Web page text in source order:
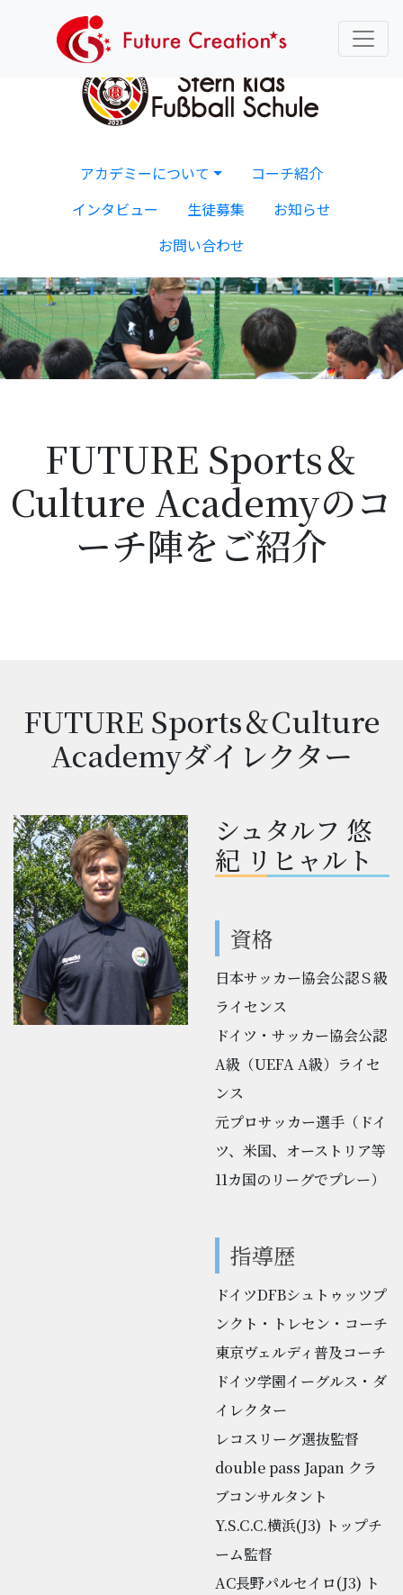
アカデミーについて
コーチ紹介
インタビュー
生徒募集
お知らせ
お問い合わせ
FUTURE Sports＆
Culture Academyのコ
ーチ陣をご紹介
FUTURE Sports＆Culture
Academyダイレクター
シュタルフ 悠
紀 リヒャルト
資格
日本サッカー協会公認Ｓ級
ライセンス
ドイツ・サッカー協会公認
A級（UEFA A級）ライセ
ンス
元プロサッカー選手（ドイ
ツ、米国、オーストリア等
11カ国のリーグでプレー）
指導歴
ドイツDFBシュトゥッツプ
ンクト・トレセン・コーチ
東京ヴェルディ普及コーチ
ドイツ学園イーグルス・ダ
イレクター
レコスリーグ選抜監督
double pass Japan クラ
ブコンサルタント
Y.S.C.C.横浜(J3) トップチ
ーム監督
AC長野パルセイロ(J3) ト